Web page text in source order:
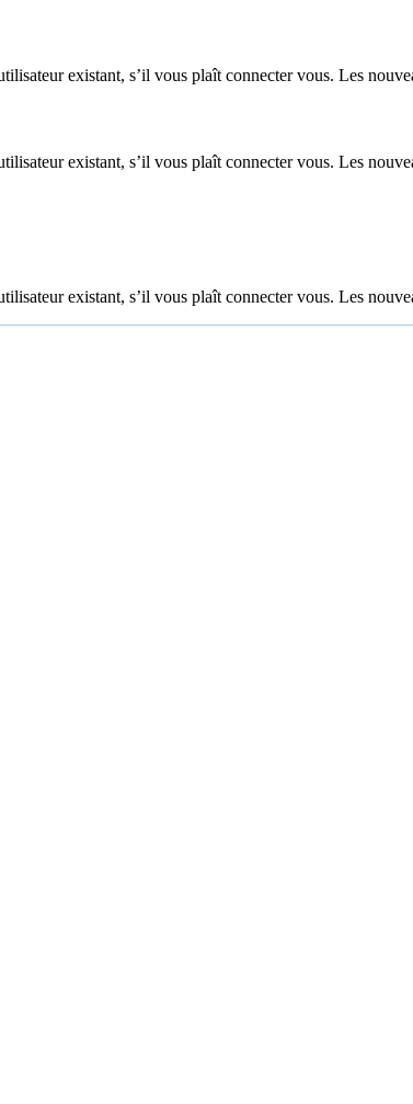
existant, s’il vous plaît connecter vous. Les
existant, s’il vous plaît connecter vous. Les
existant, s’il vous plaît connecter vous. Les